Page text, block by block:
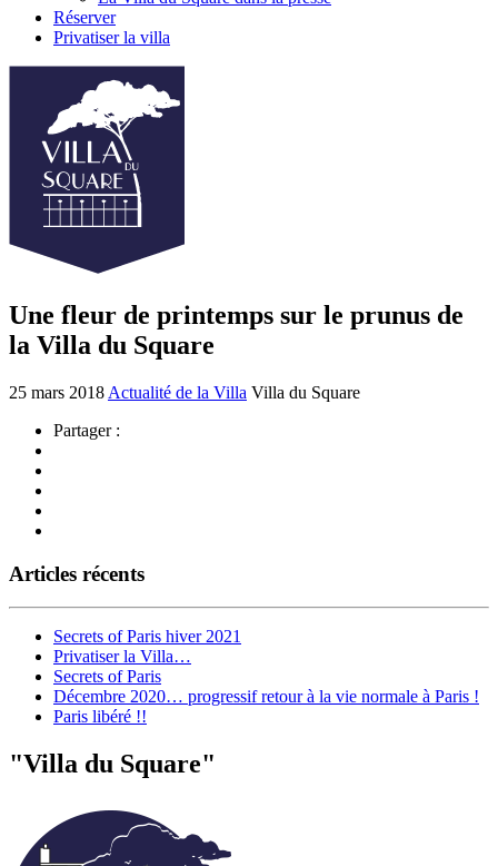
Réserver
Privatiser la villa
Une fleur de printemps sur le prunus de
la Villa du Square
25 mars 2018 Actualité de la Villa Villa du Square
Partager :
Articles récents
Secrets of Paris hiver 2021
Privatiser la Villa…
Secrets of Paris
Décembre 2020… progressif retour à la vie normale à Paris !
Paris libéré !!
"Villa du Square"